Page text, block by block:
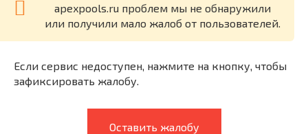
apexpools.ru проблем мы не обнаружили
или получили мало жалоб от пользователей.
Если сервис недоступен, нажмите на кнопку, чтобы
зафиксировать жалобу.
Оставить жалобу